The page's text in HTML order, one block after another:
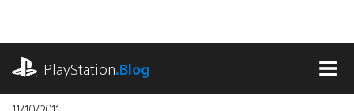
contenu
PlayStation.Blog